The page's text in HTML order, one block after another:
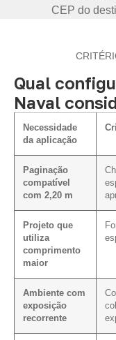
CEP do
Qual
Naval
Necessidade
da aplicação
Paginação
compatível
com 2,20 m
Projeto que
utiliza
comprimento
maior
Ambiente com
exposição
recorrente